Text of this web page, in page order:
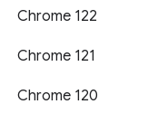
Chrome 122
Chrome 121
Chrome 120